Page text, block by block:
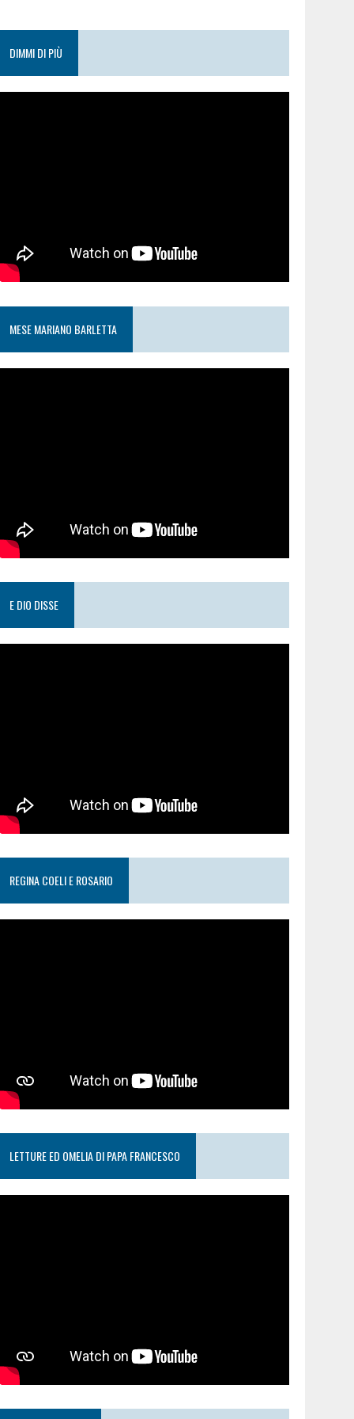
DIMMI DI PIÙ
MESE MARIANO BARLETTA
E DIO DISSE
REGINA COELI E ROSARIO
LETTURE ED OMELIA DI PAPA FRANCESCO